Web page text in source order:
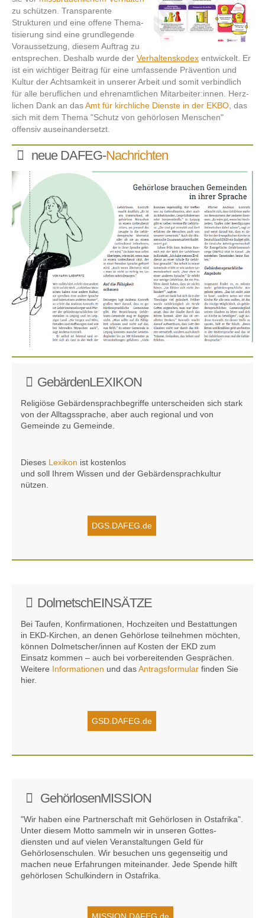
zu schützen. Trans­pa­rente
Strukturen und eine offene Thema­­
tisierung sind eine grund­­legende
Voraus­­setzung, diesem Auf­trag zu
entsprechen. Deshalb wurde der Verhaltens­­kodex entwickelt. Er
ist ein wich­tiger Beitrag für eine umfassende Prävention und
Kultur der Acht­­sam­keit in unserer Arbeit und somit verbind­­lich
für alle beruf­­lichen und ehren­­amt­lichen Mit­arbei­ter:innen. Herz­
lichen Dank an dasAmt für kirch­liche Dienste in der EKBO , das
sich mit dem Thema "Schutz von gehör­losen Menschen"
offensiv aus­einander­setzt.
neue DAFEG-Nachrichten
GebärdenLEXIKON
Religiöse Gebärdensprachbegriffe unterscheiden sich stark
von der Alltagssprache, aber auch regional und von
Gemeinde zu Gemeinde.
Dieses Lexikon ist kostenlos
und soll Ihrem Wissen und der Gebärden­sprach­kultur
nützen.
DGS.DAFEG.de
DolmetschEINSÄTZE
Bei Taufen, Konfir­mationen, Hoch­zeiten und Bestat­tungen
in EKD-Kirchen, an denen Gehör­lose teil­nehmen möchten,
können Dolmet­scher/innen auf Kosten der EKD zum
Einsatz kommen – auch bei vorberei­tenden Gesprächen.
Weitere Informationen und dasAntragsformular finden Sie
hier.
GSD.DAFEG.de
GehörlosenMISSION
"Wir haben eine Partner­schaft mit Gehör­losen in Ost­afrika".
Unter diesem Motto sammeln wir in unseren Gottes­­
diensten und auf vielen Ver­an­stal­tungen Geld für
Gehörlosen­­schulen. Wir besuchen uns gegen­­seitig und
machen neue Erfah­­rungen miteinander. Jede Spende hilft
gehör­losen Schul­­kindern in Ost­afrika.
MISSION.DAFEG.de